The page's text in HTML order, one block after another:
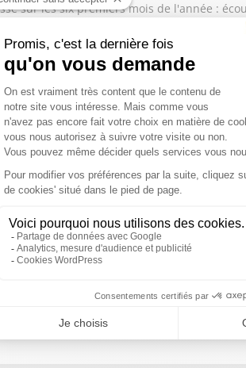
sur les six premiers mois de l'année :
airbag Takata : écoutez la chronique de
dans la lutte contre les excès de vitesse :
de limitations de vitesse : écoutez la